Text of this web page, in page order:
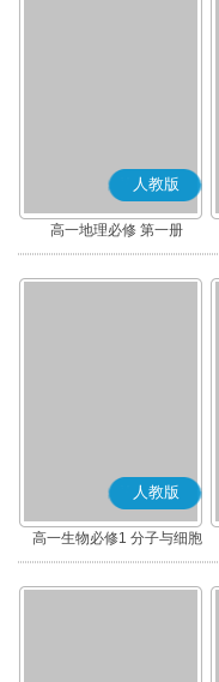
人教版
高一地理必修 第一册
人教版
高一生物必修1 分子与细胞